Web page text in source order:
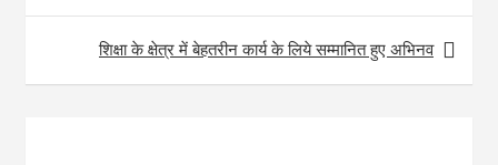
o
k
p
p
शिक्षा के क्षेत्र में बेहतरीन कार्य के लिये सम्मानित हुए अभिनव